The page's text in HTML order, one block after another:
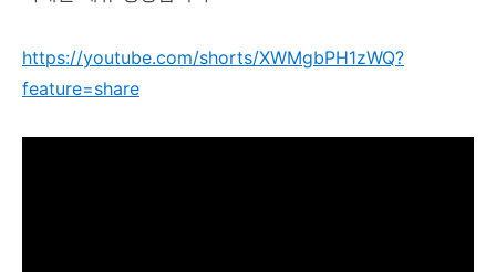
https://youtube.com/shorts/XWMgbPH1zWQ?
feature=share